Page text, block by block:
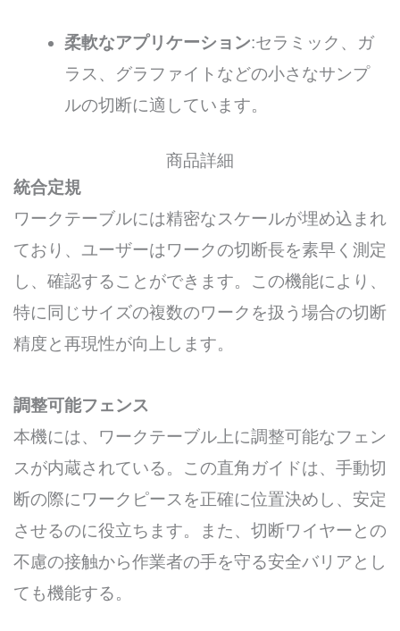
柔軟なアプリケーション:セラミック、ガ
ラス、グラファイトなどの小さなサンプ
ルの切断に適しています。
商品詳細
統合定規
ワークテーブルには精密なスケールが埋め込まれ
ており、ユーザーはワークの切断長を素早く測定
し、確認することができます。この機能により、
特に同じサイズの複数のワークを扱う場合の切断
精度と再現性が向上します。
調整可能フェンス
本機には、ワークテーブル上に調整可能なフェン
スが内蔵されている。この直角ガイドは、手動切
断の際にワークピースを正確に位置決めし、安定
させるのに役立ちます。また、切断ワイヤーとの
不慮の接触から作業者の手を守る安全バリアとし
ても機能する。